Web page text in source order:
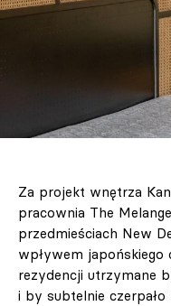
Za projekt wnętrza
pracownia The
przedmieściach New
wpływem japońskiego
rezydencji utrzymane
i by subtelnie